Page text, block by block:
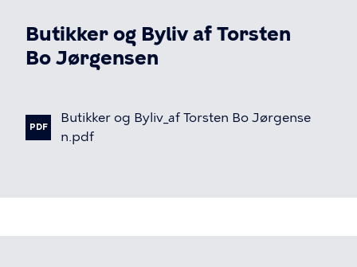
Butikker og Byliv af Torsten
Bo Jørgensen
PDF
Butikker og Byliv_af Torsten Bo Jørgense
n.pdf